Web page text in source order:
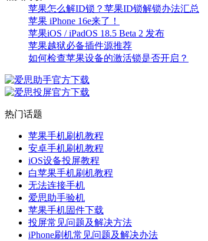
苹果怎么解ID锁？苹果ID锁解锁办法汇总
苹果 iPhone 16e来了！
苹果iOS / iPadOS 18.5 Beta 2 发布
苹果越狱必备插件源推荐
如何检查苹果设备的激活锁是否开启？
热门话题
苹果手机刷机教程
安卓手机刷机教程
iOS设备投屏教程
白苹果手机刷机教程
无法连接手机
爱思助手验机
苹果手机固件下载
投屏常见问题及解决方法
iPhone刷机常见问题及解决办法